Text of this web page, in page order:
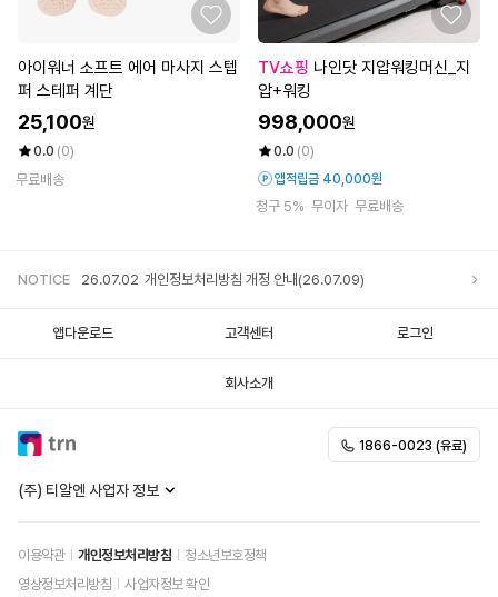
아이워너 소프트 에어 마사지 스텝
퍼 스테퍼 계단
25,100원
0.0 (0)
무료배송
TV쇼핑
압+워킹
998,000원
0.0 (0)
앱적립금 40,000원
청구 5% 무이자 무료배송
NOTICE 26.07.02 개인정보처리방침 개정 안내(26.07.09)
앱다운로드 고객센터 로그인
회사소개
(주) 티알엔 사업자 정보
이용약관 개인정보처리방침
청소년보호정책
영상정보처리방침
사업자정보 확인
1866-0023 (유료)